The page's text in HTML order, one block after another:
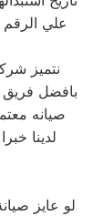
علي
نتميز
بافضل
صيانه
لدينا
لو عايز